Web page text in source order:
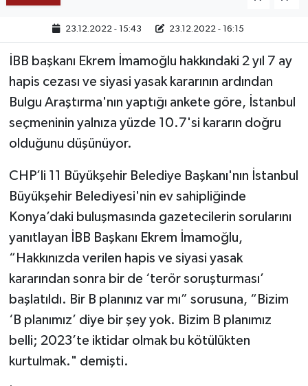
23.12.2022 - 15:43 23.12.2022 - 16:15
İBB başkanı Ekrem İmamoğlu hakkındaki 2 yıl 7 ay
hapis cezası ve siyasi yasak kararının ardından
Bulgu Araştırma'nın yaptığı ankete göre, İstanbul
seçmeninin yalnıza yüzde 10.7'si kararın doğru
olduğunu düşünüyor.
CHP’li 11 Büyükşehir Belediye Başkanı'nın İstanbul
Büyükşehir Belediyesi'nin ev sahipliğinde
Konya’daki buluşmasında gazetecilerin sorularını
yanıtlayan İBB Başkanı Ekrem İmamoğlu,
“Hakkınızda verilen hapis ve siyasi yasak
kararından sonra bir de ‘terör soruşturması’
başlatıldı. Bir B planınız var mı” sorusuna, “Bizim
‘B planımız’ diye bir şey yok. Bizim B planımız
belli; 2023’te iktidar olmak bu kötülükten
kurtulmak." demişti.
DÜNYA
TREND
OTOMOTİV
YAŞAM
KÜLTÜR SANAT